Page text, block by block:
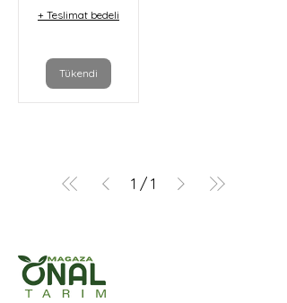
+ Teslimat bedeli
Tükendi
1 / 1